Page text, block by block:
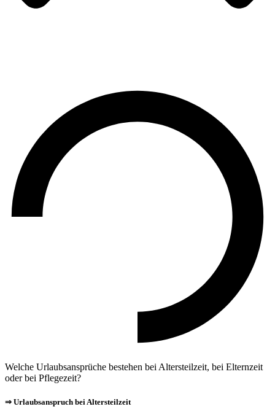
Welche Urlaubsansprüche bestehen bei Altersteilzeit, bei Elternzeit
oder bei Pflegezeit?
⇒ Urlaubsanspruch bei Altersteilzeit